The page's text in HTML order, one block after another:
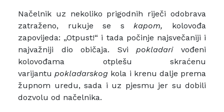
Načelnik uz nekoliko prigodnih riječi odobrava
zatraženo, rukuje se skapom, kolovođa
zapovijeda: „Otpust!“ i tada počinje najsvečaniji i
najvažniji dio običaja. Svipokladarivođeni
kolovođama otplešu skraćenu
varijantupokladarskog kola i krenu dalje prema
župnom uredu, sada i uz pjesmu jer su dobili
dozvolu od načelnika.